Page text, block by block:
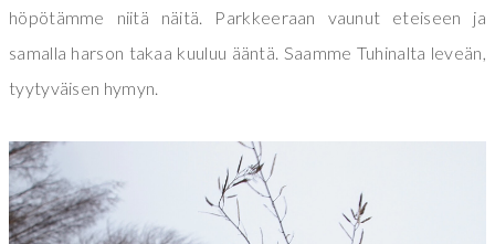
höpötämme niitä näitä. Parkkeeraan vaunut eteiseen ja
samalla harson takaa kuuluu ääntä. Saamme Tuhinalta leveän,
tyytyväisen hymyn.